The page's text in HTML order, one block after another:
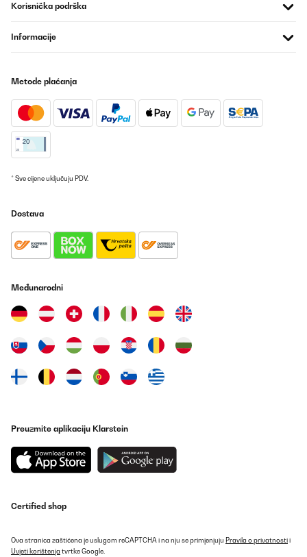
Korisnička podrška
Informacije
Metode plaćanja
* Sve cijene uključuju PDV.
Dostava
Međunarodni
Preuzmite aplikaciju Klarstein
Certified shop
Ova stranica zaštićena je uslugom reCAPTCHA i na nju se primjenjuju Pravila o privatnostii
Uvjeti korištenja tvrtke Google.